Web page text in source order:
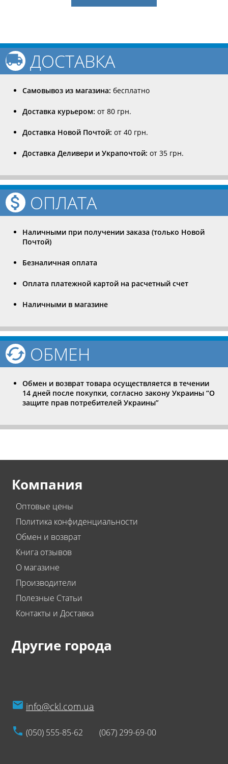
ДОСТАВКА
Самовывоз из магазина: бесплатно
Доставка курьером: от 80 грн.
Доставка Новой Почтой: от 40 грн.
Доставка Деливери и Украпочтой: от 35 грн.
ОПЛАТА
Наличными при получении заказа (только Новой
Почтой)
Безналичная оплата
Оплата платежной картой на расчетный счет
Наличными в магазине
ОБМЕН
Обмен и возврат товара осуществляется в течении
14 дней после покупки, согласно закону Украины “О
защите прав потребителей Украины”
Компания
Оптовые цены
Политика конфиденциальности
Обмен и возврат
Книга отзывов
О магазине
Производители
Полезные Статьи
Контакты и Доставка
Другие города
info@ckl.com.ua
(050) 555-85-62 (067) 299-69-00